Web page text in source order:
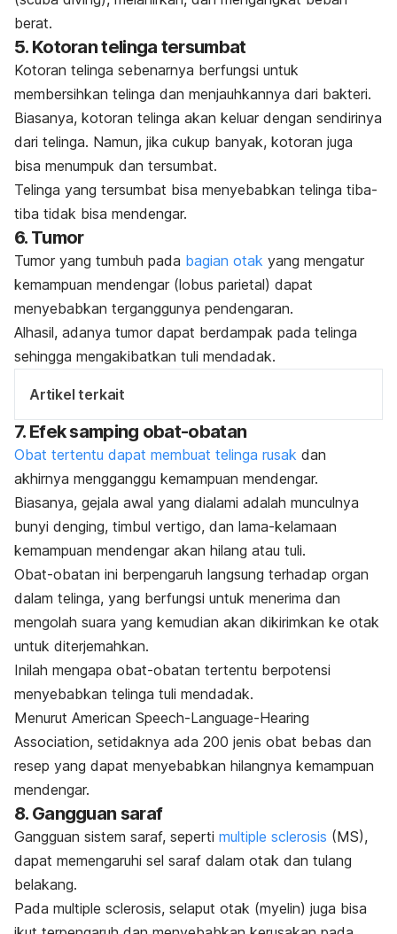
berat.
5. Kotoran telinga tersumbat
Kotoran telinga sebenarnya berfungsi untuk
membersihkan telinga dan menjauhkannya dari bakteri.
Biasanya, kotoran telinga akan keluar dengan sendirinya
dari telinga. Namun, jika cukup banyak, kotoran juga
bisa menumpuk dan tersumbat.
Telinga yang tersumbat bisa menyebabkan telinga tiba-
tiba tidak bisa mendengar.
6. Tumor
Tumor yang tumbuh pada bagian otak yang mengatur
kemampuan mendengar (lobus parietal) dapat
menyebabkan terganggunya pendengaran.
Alhasil, adanya tumor dapat berdampak pada telinga
sehingga mengakibatkan tuli mendadak.
Artikel terkait
7. Efek samping obat-obatan
Obat tertentu dapat membuat telinga rusak dan
akhirnya mengganggu kemampuan mendengar.
Biasanya, gejala awal yang dialami adalah munculnya
bunyi denging, timbul vertigo, dan lama-kelamaan
kemampuan mendengar akan hilang atau tuli.
Obat-obatan ini berpengaruh langsung terhadap organ
dalam telinga, yang berfungsi untuk menerima dan
mengolah suara yang kemudian akan dikirimkan ke otak
untuk diterjemahkan.
Inilah mengapa obat-obatan tertentu berpotensi
menyebabkan telinga tuli mendadak.
Menurut American Speech-Language-Hearing
Association, setidaknya ada 200 jenis obat bebas dan
resep yang dapat menyebabkan hilangnya kemampuan
mendengar.
8. Gangguan saraf
Gangguan sistem saraf, seperti multiple sclerosis (MS),
dapat memengaruhi sel saraf dalam otak dan tulang
belakang.
Pada multiple sclerosis, selaput otak (myelin) juga bisa